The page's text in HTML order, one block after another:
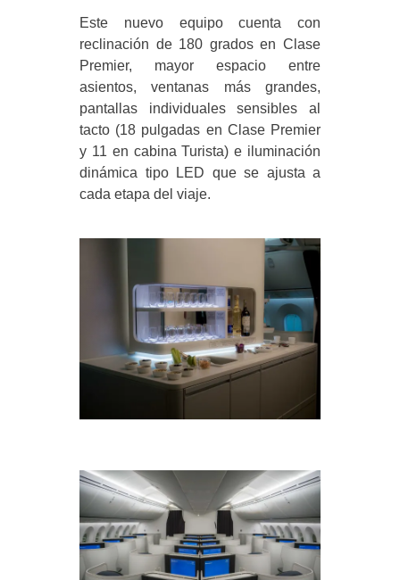
Este nuevo equipo cuenta con
reclinación de 180 grados en Clase
Premier, mayor espacio entre
asientos, ventanas más grandes,
pantallas individuales sensibles al
tacto (18 pulgadas en Clase Premier
y 11 en cabina Turista) e iluminación
dinámica tipo LED que se ajusta a
cada etapa del viaje.